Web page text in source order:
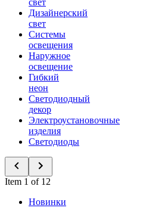
свет
Дизайнерский
свет
Системы
освещения
Наружное
освещение
Гибкий
неон
Светодиодный
декор
Электроустановочные
изделия
Светодиоды
Item 1 of 12
Новинки